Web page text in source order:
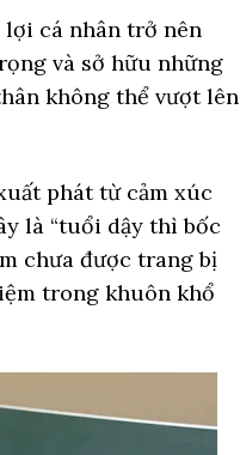
cá nhân trở nên
và sở hữu những
không thể vượt lên
phát từ cảm xúc
là “tuổi dậy thì bốc
chưa được trang bị
trong khuôn khổ